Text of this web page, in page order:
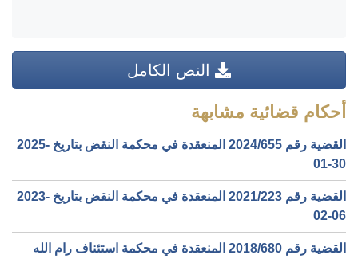
النص الكامل
أحكام قضائية مشابهة
القضية رقم ‎655‏/‎2024‏ المنعقدة في محكمة النقض بتاريخ ‎2025-
01-30‏
القضية رقم ‎223‏/‎2021‏ المنعقدة في محكمة النقض بتاريخ ‎2023-
02-06‏
القضية رقم ‎680‏/‎2018‏ المنعقدة في محكمة استئناف رام الله